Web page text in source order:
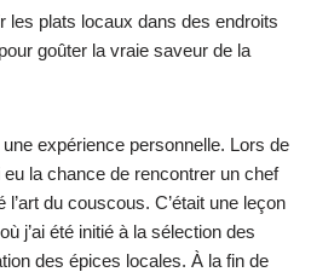
les plats locaux dans des endroits
goûter la vraie saveur de la
expérience personnelle. Lors de
eu la chance de rencontrer un chef
l’art du couscous. C’était une leçon
j’ai été initié à la sélection des
des épices locales. À la fin de